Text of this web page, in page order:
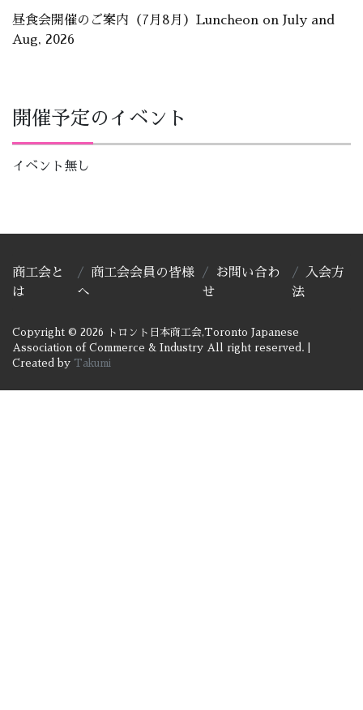
昼食会開催のご案内（7月8月）Luncheon on July and
Aug, 2026
開催予定のイベント
イベント無し
Copyright © 2026 トロント日本商工会,Toronto Japanese
Association of Commerce & Industry All right reserved.
Created by Takumi
商工会と
は
商工会会員の皆様
へ
お問い合わ
せ
入会方
法